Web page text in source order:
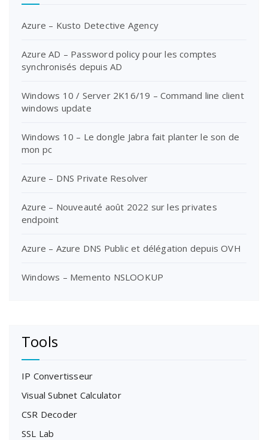
Azure – Kusto Detective Agency
Azure AD – Password policy pour les comptes
synchronisés depuis AD
Windows 10 / Server 2K16/19 – Command line client
windows update
Windows 10 – Le dongle Jabra fait planter le son de
mon pc
Azure – DNS Private Resolver
Azure – Nouveauté août 2022 sur les privates
endpoint
Azure – Azure DNS Public et délégation depuis OVH
Windows – Memento NSLOOKUP
Tools
IP Convertisseur
Visual Subnet Calculator
CSR Decoder
SSL Lab